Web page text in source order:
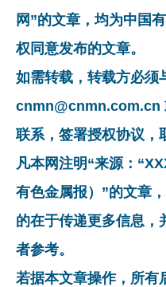
网”的文章，均为中国
权同意发布的文章。
如需转载，转载方必须
cnmn@cnmn.com.cn
联系，签署授权协议，
凡本网注明“来源：
有色金属报）”的文章
的在于传递更多信息，
者参考。
若据本文章操作，所有